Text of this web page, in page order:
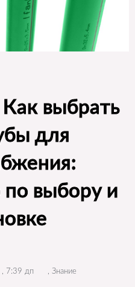
выбрать
для
по выбору и
, 7:39 дп , Знание